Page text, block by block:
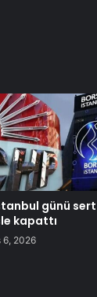
günü sert
kapattı
6, 2026